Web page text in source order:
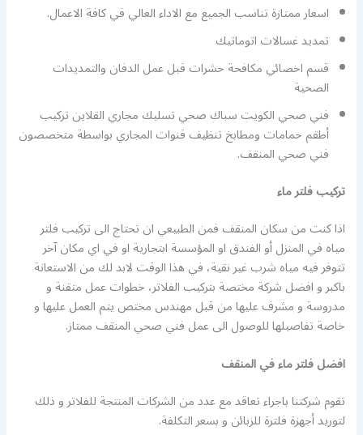
اسعار ممتازة تناسب الجميع مع الاداء العالي في كافة الاعمال.
تمديد غسالات اتوماتيك
قسم اخصائي مكافحة حشرات قبل عمل الدفان والتمديدات
الصحية
فني صحي الكويت سباك صحي تسليك مجاري القلاين تركيب
أطقم حمامات ومطابخ تنظيف قنوات المجاري بواسطة متخصصون
فني صحي المنقف.
تركيب فلتر ماء
اذا كنت من سكان المنقف فمن الطبيعي ان تحتاج الى تركيب فلتر
مياه في المنزل أو الفندق او المؤسسة ابتجارية او في اي مكان آخر
تتوفر فيه مياه شرب غير نقية، في هذا الوقت لابد لك من الاستعانة
باكبر و افضل شركة مختصة بتركيب الفلاتر، خطوات عمل متقنة و
مدروسة و مشرف عليها من قبل مهندس مختص يتم العمل عليها و
خاصة تفاصيلها للوصول الى عمل فني صحي المنقف ممتاز.
افضل فلتر ماء في المنقف
تقوم شركتنا باجراء تعاقد مع عدد من الشركات المنتجة للفلاتر و ذلك
لتوريد أجهزة فلترة للزبائن و بسعر التكلفة.